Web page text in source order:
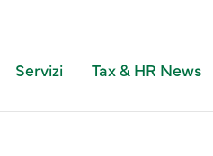
Servizi Tax & HR News